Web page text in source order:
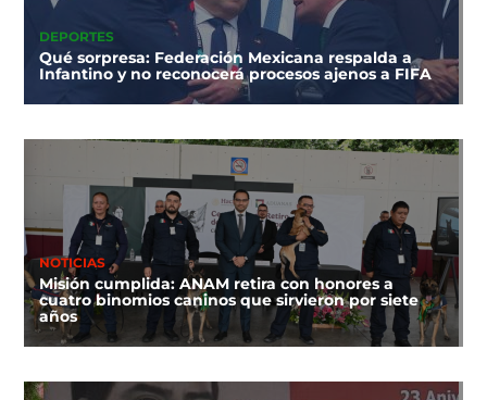
DEPORTES
Qué sorpresa: Federación Mexicana respalda a
Infantino y no reconocerá procesos ajenos a FIFA
NOTICIAS
Misión cumplida: ANAM retira con honores a
cuatro binomios caninos que sirvieron por siete
años